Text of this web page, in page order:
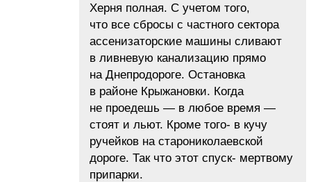
Херня полная. С учетом того,
что все сбросы с частного сектора
ассенизаторские машины сливают
в ливневую канализацию прямо
на Днепродороге. Остановка
в районе Крыжановки. Когда
не проедешь — в любое время —
стоят и льют. Кроме того- в кучу
ручейков на старониколаевской
дороге. Так что этот спуск- мертвому
припарки.